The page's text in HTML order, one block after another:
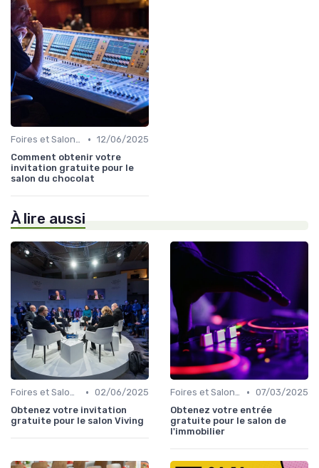
Foires et Salons Grand Public • 12/06/2025
Comment obtenir votre
invitation gratuite pour le
salon du chocolat
À lire aussi
Foires et Salons Grand Public • 02/06/2025
Obtenez votre invitation
gratuite pour le salon Viving
Foires et Salons Grand Public • 07/03/2025
Obtenez votre entrée
gratuite pour le salon de
l'immobilier